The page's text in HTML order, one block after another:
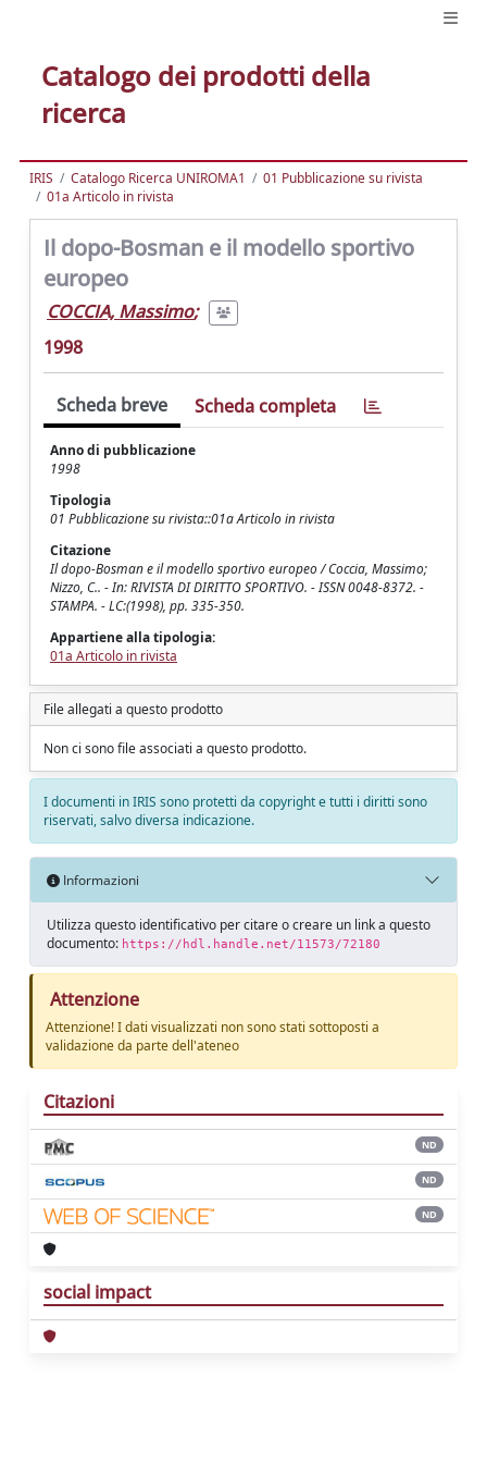
Catalogo dei prodotti della
ricerca
IRIS Catalogo Ricerca UNIROMA1
01 Pubblicazione su rivista
01a Articolo in rivista
Il dopo-Bosman e il modello sportivo
europeo
COCCIA, Massimo;
1998
Scheda breve Scheda completa
Anno di pubblicazione
1998
Tipologia
01 Pubblicazione su rivista::01a Articolo in rivista
Citazione
Il dopo-Bosman e il modello sportivo europeo / Coccia, Massimo;
Nizzo, C.. - In: RIVISTA DI DIRITTO SPORTIVO. - ISSN 0048-8372. -
STAMPA. - LC:(1998), pp. 335-350.
Appartiene alla tipologia:
01a Articolo in rivista
File allegati a questo prodotto
Non ci sono file associati a questo prodotto.
I documenti in IRIS sono protetti da copyright e tutti i diritti sono
riservati, salvo diversa indicazione.
Informazioni
Utilizza questo identificativo per citare o creare un link a questo
documento: https://hdl.handle.net/11573/72180
Attenzione
Attenzione! I dati visualizzati non sono stati sottoposti a
validazione da parte dell'ateneo
Citazioni
ND
ND
ND
social impact